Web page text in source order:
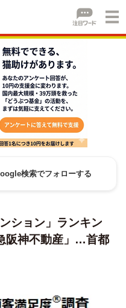
検索でフォローする
ション」ランキン
阪神不動産」…首都